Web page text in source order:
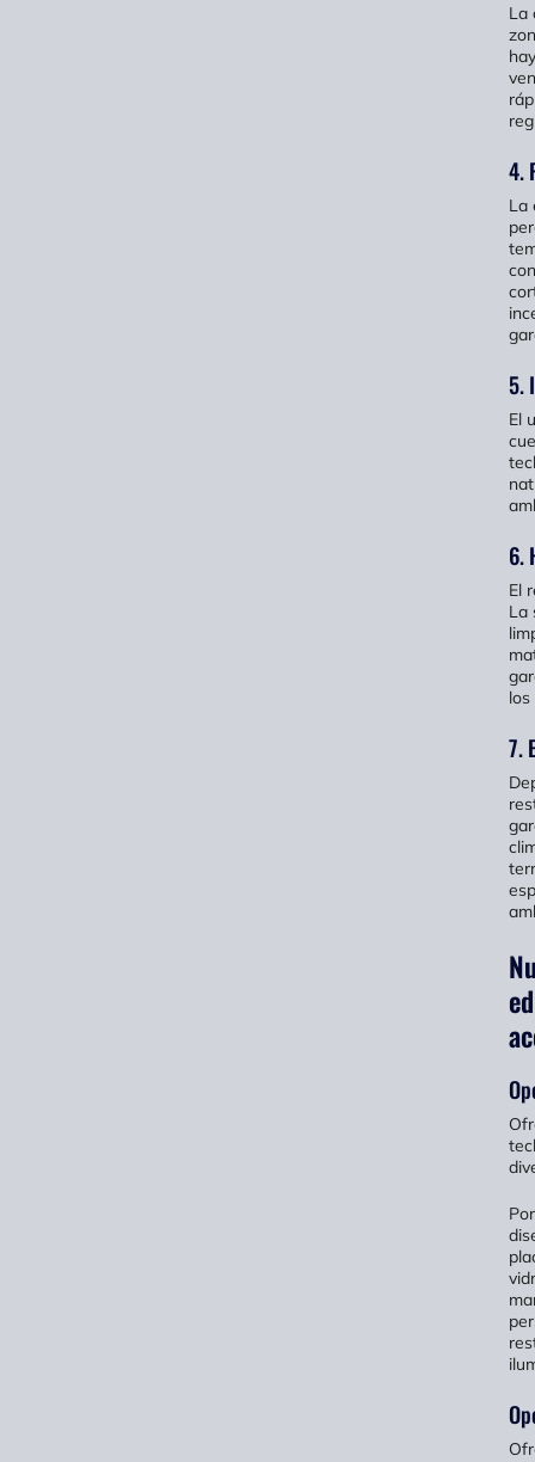
La
4.
La
5.
El
6.
El
La
7.